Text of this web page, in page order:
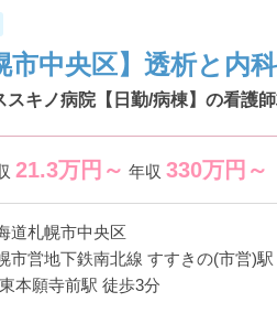
市中央区】透析と内
スキノ病院【日勤/病棟】の看護
21.3万円～ 年収 330万円～
道札幌市中央区
市営地下鉄南北線 すすきの(市営)
本願寺前駅 徒歩3分